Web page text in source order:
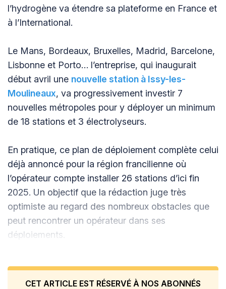
l’hydrogène va étendre sa plateforme en France et
à l’International.
Le Mans, Bordeaux, Bruxelles, Madrid, Barcelone,
Lisbonne et Porto… l’entreprise, qui inaugurait
début avril une nouvelle station à Issy-les-
Moulineaux, va progressivement investir 7
nouvelles métropoles pour y déployer un minimum
de 18 stations et 3 électrolyseurs.
En pratique, ce plan de déploiement complète celui
déjà annoncé pour la région francilienne où
l’opérateur compte installer 26 stations d’ici fin
2025. Un objectif que la rédaction juge très
optimiste au regard des nombreux obstacles que
peut rencontrer un opérateur dans ses
déploiements.
CET ARTICLE EST RÉSERVÉ À NOS ABONNÉS